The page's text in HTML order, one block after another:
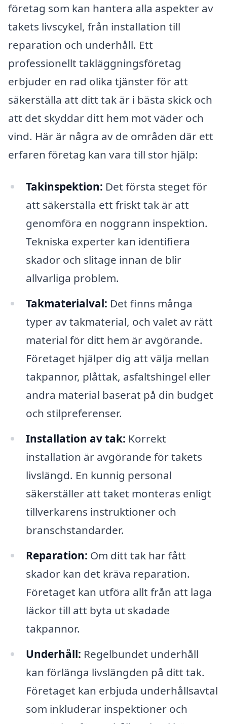
företag som kan hantera alla aspekter av
takets livscykel, från installation till
reparation och underhåll. Ett
professionellt takläggningsföretag
erbjuder en rad olika tjänster för att
säkerställa att ditt tak är i bästa skick och
att det skyddar ditt hem mot väder och
vind. Här är några av de områden där ett
erfaren företag kan vara till stor hjälp:
Takinspektion: Det första steget för
att säkerställa ett friskt tak är att
genomföra en noggrann inspektion.
Tekniska experter kan identifiera
skador och slitage innan de blir
allvarliga problem.
Takmaterialval: Det finns många
typer av takmaterial, och valet av rätt
material för ditt hem är avgörande.
Företaget hjälper dig att välja mellan
takpannor, plåttak, asfaltshingel eller
andra material baserat på din budget
och stilpreferenser.
Installation av tak: Korrekt
installation är avgörande för takets
livslängd. En kunnig personal
säkerställer att taket monteras enligt
tillverkarens instruktioner och
branschstandarder.
Reparation: Om ditt tak har fått
skador kan det kräva reparation.
Företaget kan utföra allt från att laga
läckor till att byta ut skadade
takpannor.
Underhåll: Regelbundet underhåll
kan förlänga livslängden på ditt tak.
Företaget kan erbjuda underhållsavtal
som inkluderar inspektioner och